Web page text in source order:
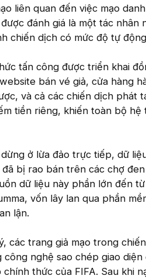
liên quan đến việc mạo
đánh giá là một tác
chiến dịch có mức độ tự
tấn công được triển khai
bán vé giả, cửa hàng
và cả các chiến dịch phát
tiền riêng, khiến toàn bộ
ở lừa đảo trực tiếp, dữ
bị rao bán trên các chợ
dữ liệu này phần lớn đến
vốn lây lan qua phần
lận.
các trang giả mạo trong
công nghệ sao chép giao
chính thức của FIFA. Sau khi